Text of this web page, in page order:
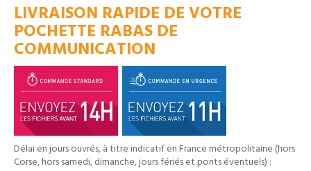
LIVRAISON RAPIDE DE VOTRE
POCHETTE RABAS DE
COMMUNICATION
Délai en jours ouvrés, à titre indicatif en France métropolitaine (hors
Corse, hors samedi, dimanche, jours fériés et ponts éventuels) :